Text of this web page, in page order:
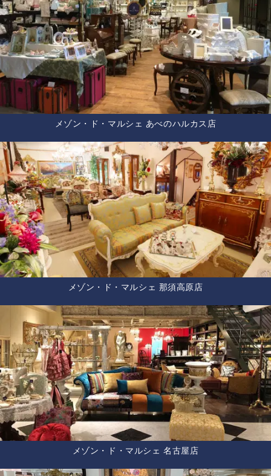
メゾン・ド・マルシェ あべのハルカス店
メゾン・ド・マルシェ 那須高原店
メゾン・ド・マルシェ 名古屋店